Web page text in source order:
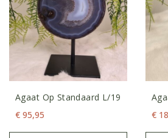
Agaat Op Standaard L/19
€ 95,95
€